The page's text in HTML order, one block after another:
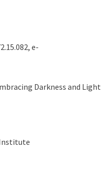
e-
Darkness and Light